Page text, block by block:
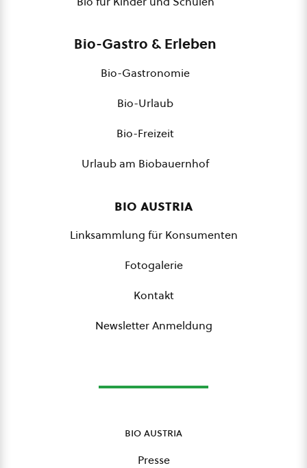
Bio-Gastro & Erleben
Bio-Gastronomie
Bio-Urlaub
Bio-Freizeit
Urlaub am Biobauernhof
bio austria
Linksammlung für Konsumenten
Fotogalerie
Kontakt
Newsletter Anmeldung
bio austria
Presse